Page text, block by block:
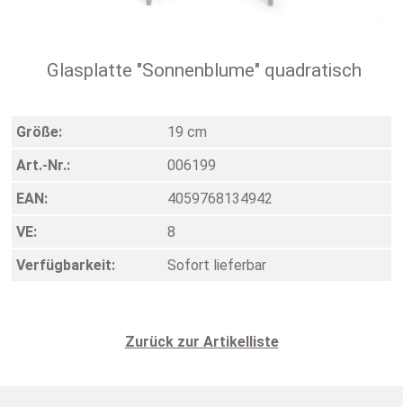
Glasplatte "Sonnenblume" quadratisch
Größe:
19 cm
Art.-Nr.:
006199
EAN:
4059768134942
VE:
8
Verfügbarkeit:
Sofort lieferbar
Zurück zur Artikelliste